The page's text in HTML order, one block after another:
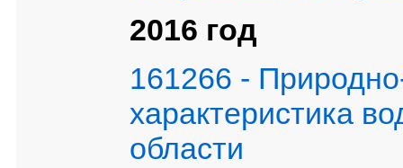
2016 год
161266 -
характеристика
области